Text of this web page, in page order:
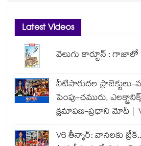
Latest Videos
వెలుగు కార్టూన్ :
నీటిపారుదల
పెంపు-చమురు,
క్షమాపణ-ప్రధాని మోదీ |
V6 తీన్మార్: వానలకు